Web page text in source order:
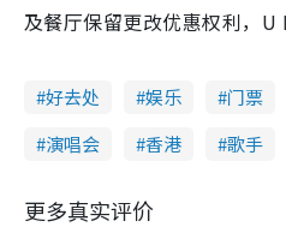
及餐厅保留更改优惠权利，
好去处 娱乐 门票
演唱会
香港 歌手
更多真实评价